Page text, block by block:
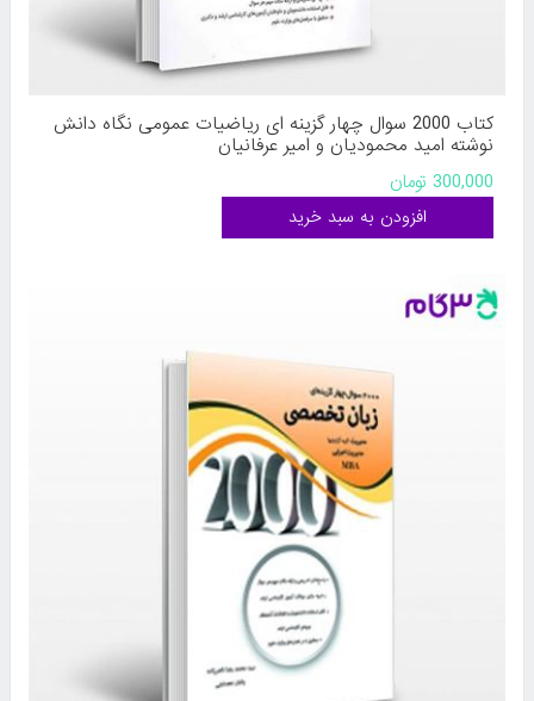
کتاب 2000 سوال چهار گزینه ای ریاضیات عمومی نگاه دانش
نوشته امید محمودیان و امیر عرفانیان
300,000 تومان